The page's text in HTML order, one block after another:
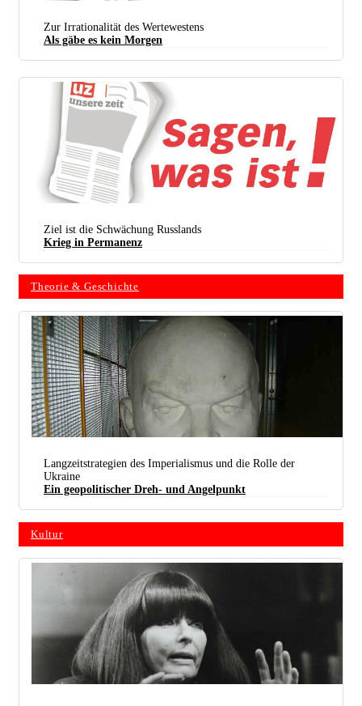
Zur Irrationalität des Wertewestens
Als gäbe es kein Morgen
Ziel ist die Schwächung Russlands
Krieg in Permanenz
Theorie & Geschichte
In der estnischen Hauptstadt Tallinn ist Lenin in den Keller des „Vabamu Museums der Besetzung
und Freiheit“ verbannt. Trotz europaweiter antitotalitärer Hetze ist er allerdings nicht tot zu
kriegen: Seine Gedanken geben bis heute Orientierung. (Foto: public domain)
Langzeitstrategien des Imperialismus und die Rolle der
Ukraine
Ein geopolitischer Dreh- und Angelpunkt
Kultur